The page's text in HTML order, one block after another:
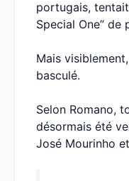
portugais,
Special One” de
Mais
basculé.
Selon Romano,
désormais été
José Mourinho